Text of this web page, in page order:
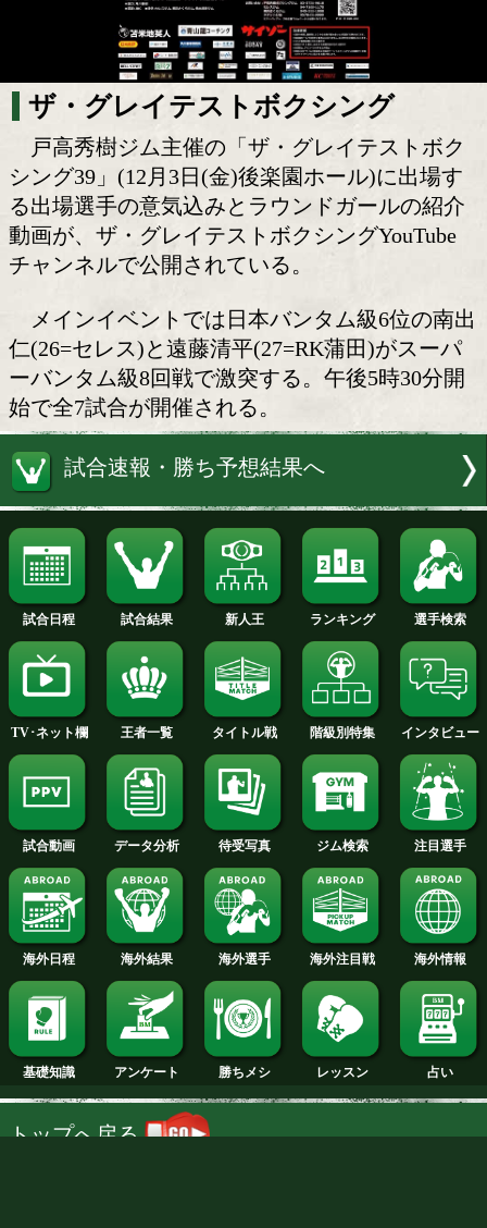
ザ・グレイテストボクシング
戸高秀樹ジム主催の「ザ・グレイテ
シング39」(12月3日(金)後楽園ホール)
る出場選手の意気込みとラウンドガー
動画が、ザ・グレイテストボクシング
チャンネルで公開されている。
メインイベントでは日本バンタム級6
仁(26=セレス)と遠藤清平(27=RK蒲田)
ーバンタム級8回戦で激突する。午後5
始で全7試合が開催される。
試合速報・勝ち予想結果へ
試合日程 試合結果 新人王 ランキング
TV･ネット欄 王者一覧 タイトル戦 階級別特集